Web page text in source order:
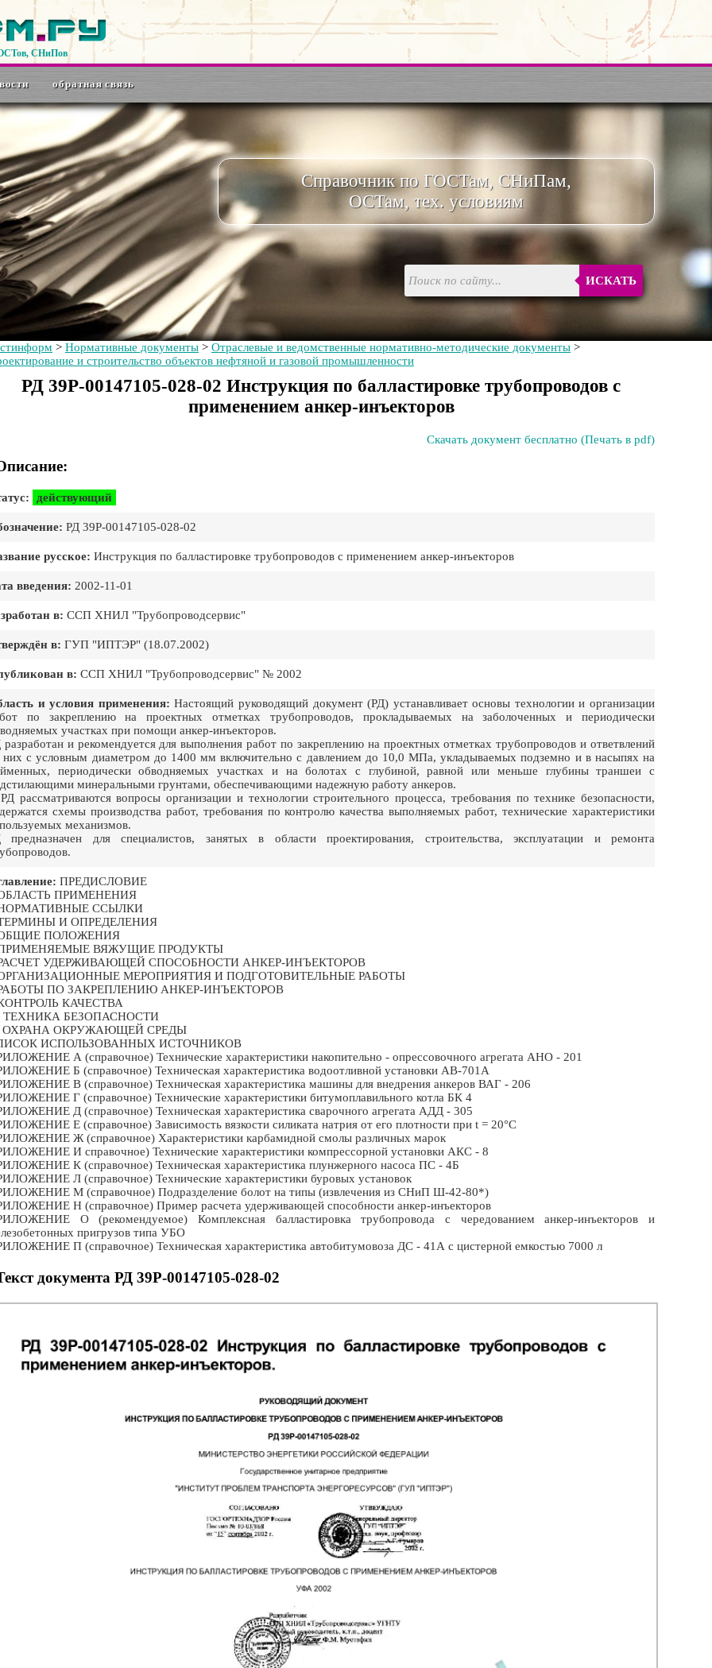
СНиПов
обратная связь
Справочник по ГОСТам, СНиПам,
ОСТам, тех. условиям
ИСКАТЬ
> Нормативные документы > Отраслевые и ведомственные нормативно-методические документы >
и строительство объектов нефтяной и газовой промышленности
РД 39Р-00147105-028-02 Инструкция по балластировке трубопроводов с
применением анкер-инъекторов
Скачать документ бесплатно (Печать в pdf)
действующий
РД 39Р-00147105-028-02
русское: Инструкция по балластировке трубопроводов с применением анкер-инъекторов
введения: 2002-11-01
в: ССП ХНИЛ "Трубопроводсервис"
в: ГУП "ИПТЭР" (18.07.2002)
в: ССП ХНИЛ "Трубопроводсервис" № 2002
и условия применения: Настоящий руководящий документ (РД) устанавливает основы технологии и организации
по закреплению на проектных отметках трубопроводов, прокладываемых на заболоченных и периодически
участках при помощи анкер-инъекторов.
разработан и рекомендуется для выполнения работ по закреплению на проектных отметках трубопроводов и ответвлений
них с условным диаметром до 1400 мм включительно с давлением до 10,0 МПа, укладываемых подземно и в насыпях на
периодически обводняемых участках и на болотах с глубиной, равной или меньше глубины траншеи с
минеральными грунтами, обеспечивающими надежную работу анкеров.
рассматриваются вопросы организации и технологии строительного процесса, требования по технике безопасности,
схемы производства работ, требования по контролю качества выполняемых работ, технические характеристики
механизмов.
предназначен для специалистов, занятых в области проектирования, строительства, эксплуатации и ремонта
ПРЕДИСЛОВИЕ
ПРИМЕНЕНИЯ
ССЫЛКИ
И ОПРЕДЕЛЕНИЯ
ПОЛОЖЕНИЯ
ВЯЖУЩИЕ ПРОДУКТЫ
УДЕРЖИВАЮЩЕЙ СПОСОБНОСТИ АНКЕР-ИНЪЕКТОРОВ
МЕРОПРИЯТИЯ И ПОДГОТОВИТЕЛЬНЫЕ РАБОТЫ
ПО ЗАКРЕПЛЕНИЮ АНКЕР-ИНЪЕКТОРОВ
КАЧЕСТВА
ТЕХНИКА БЕЗОПАСНОСТИ
ОХРАНА ОКРУЖАЮЩЕЙ СРЕДЫ
ИСПОЛЬЗОВАННЫХ ИСТОЧНИКОВ
А (справочное) Технические характеристики накопительно - опрессовочного агрегата АНО - 201
Б (справочное) Техническая характеристика водоотливной установки АВ-701А
В (справочное) Техническая характеристика машины для внедрения анкеров ВАГ - 206
Г (справочное) Технические характеристики битумоплавильного котла БК 4
Д (справочное) Техническая характеристика сварочного агрегата АДД - 305
Е (справочное) Зависимость вязкости силиката натрия от его плотности при t = 20°С
Ж (справочное) Характеристики карбамидной смолы различных марок
И справочное) Технические характеристики компрессорной установки АКС - 8
К (справочное) Техническая характеристика плунжерного насоса ПС - 4Б
Л (справочное) Технические характеристики буровых установок
М (справочное) Подразделение болот на типы (извлечения из СНиП Ш-42-80*)
Н (справочное) Пример расчета удерживающей способности анкер-инъекторов
О (рекомендуемое) Комплексная балластировка трубопровода с чередованием анкер-инъекторов и
пригрузов типа УБО
П (справочное) Техническая характеристика автобитумовоза ДС - 41А с цистерной емкостью 7000 л
документа РД 39Р-00147105-028-02